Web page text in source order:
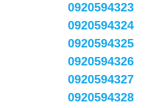
0920594323
0920594324
0920594325
0920594326
0920594327
0920594328